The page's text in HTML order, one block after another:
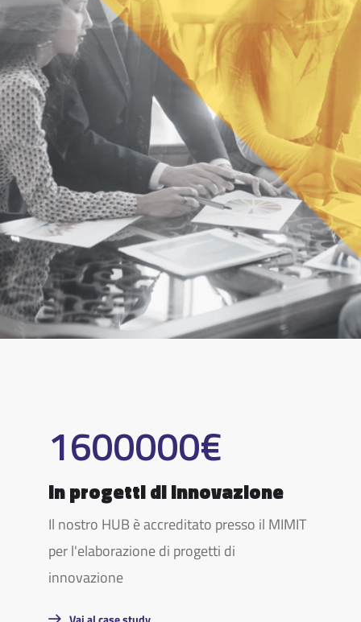
1600000€
in progetti di innovazione
Il nostro HUB è accreditato presso il MIMIT
per l'elaborazione di progetti di
innovazione